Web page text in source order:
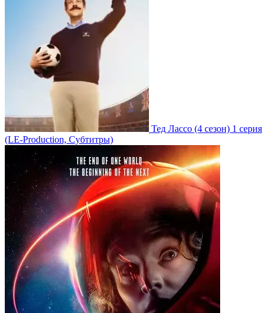
Тед Лассо (4 сезон) 1 серия
(LE-Production, Субтитры)